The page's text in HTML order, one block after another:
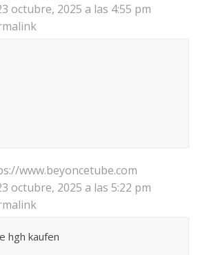
octubre, 2025 a las 4:55 pm
www.beyoncetube.com
octubre, 2025 a las 5:22 pm
hgh kaufen